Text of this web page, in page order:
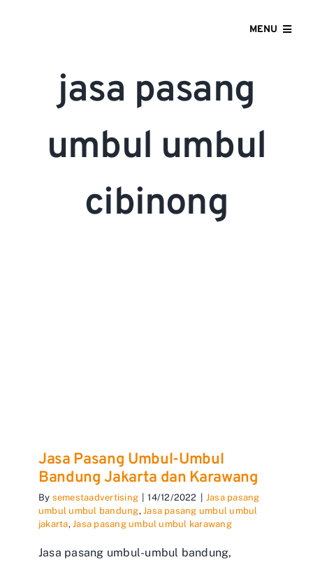
MENU
OUR SERVICES
jasa pasang
umbul umbul
cibinong
Jasa Pasang Umbul-Umbul
Bandung Jakarta dan Karawang
By semestaadvertising 14/12/2022
Jasa pasang
umbul umbul bandung,Jasa pasang umbul umbul
jakarta,Jasa pasang umbul umbul karawang
Jasa pasang umbul-umbul bandung,